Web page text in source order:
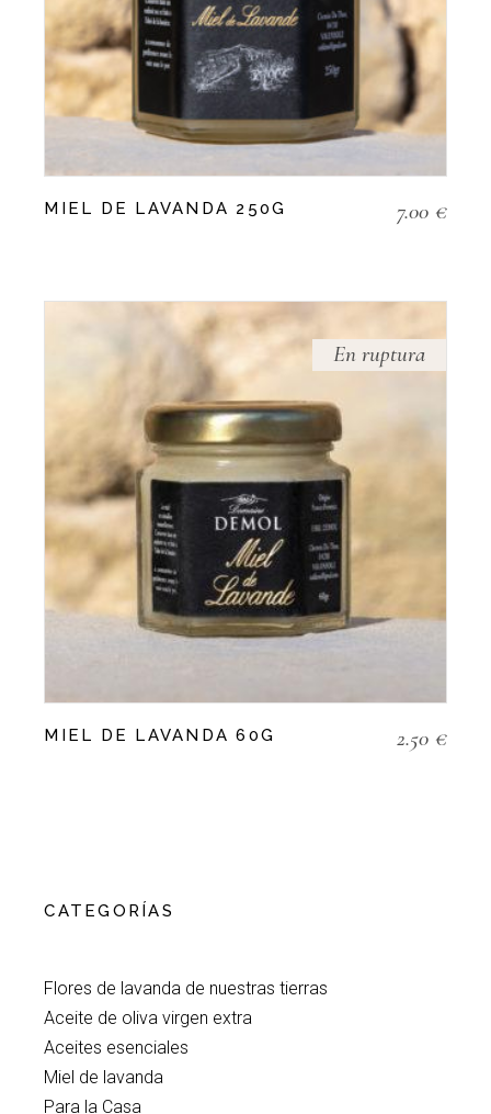
MIEL DE LAVANDA 250G 7.00 €
MIEL DE LAVANDA 60G 2.50 €
CATEGORÍAS
Flores de lavanda de nuestras tierras
Aceite de oliva virgen extra
Aceites esenciales
Miel de lavanda
Para la Casa